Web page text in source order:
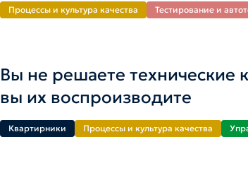
Процессы и культура качества Тестирование и
Вы не решаете технические
вы их воспроизводите
Квартирники Процессы и культура качества